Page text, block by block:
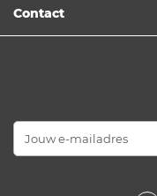
Contact